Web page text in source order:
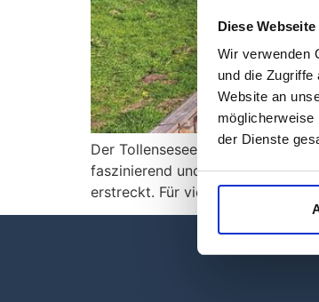
Diese
Wir verwenden
und die
Website an
der Dienste
Der Tollensesee vor der Haustür
faszinierend und funorientiert
erstreckt. Für viele